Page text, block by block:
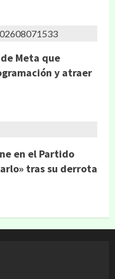
Meta que
y atraer
en el Partido
tras su derrota